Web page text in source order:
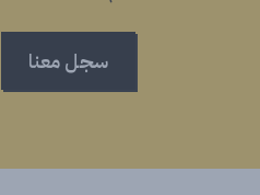
سجل معنا